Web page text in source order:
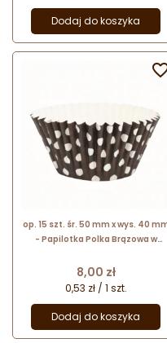
Dodaj do koszyka
op. 15 szt. śr. 50 mm x wys. 40
- Papilotka Polka Brązowa w
foremki do babeczek
Cena
8,00 zł
0,53 zł / 1 szt.
Dodaj do koszyka